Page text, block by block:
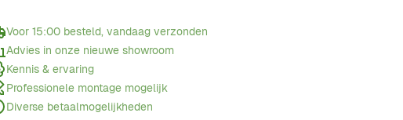
Voor 15:00 besteld, vandaag verzonden
Advies in onze nieuwe showroom
Kennis & ervaring
Professionele montage mogelijk
Diverse betaalmogelijkheden